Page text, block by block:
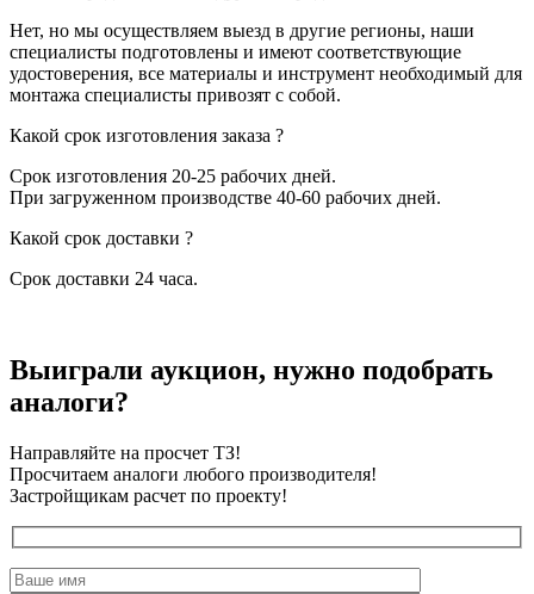
Нет, но мы осуществляем выезд в другие регионы, наши
специалисты подготовлены и имеют соответствующие
удостоверения, все материалы и инструмент необходимый для
монтажа специалисты привозят с собой.
Какой срок изготовления заказа ?
Срок изготовления 20-25 рабочих дней.
При загруженном производстве 40-60 рабочих дней.
Какой срок доставки ?
Срок доставки 24 часа.
Выиграли аукцион, нужно подобрать
аналоги?
Направляйте на просчет ТЗ!
Просчитаем аналоги любого производителя!
Застройщикам расчет по проекту!